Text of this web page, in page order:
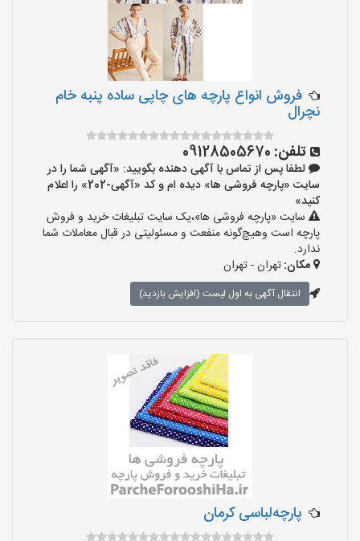
فروش انواع پارچه های چاپی ساده پنبه خام
نچرال
تلفن: 09128505670
لطفا پس از تماس با آگهی دهنده بگویید: «آگهی شما را در
سایت «پارچه فروشی ها» دیده ام و کد «آگهی-202» را اعلام
کنید»
سایت «پارچه فروشی ها»،یک سایت تبلیغات خرید و فروش
پارچه است وهیچ‌گونه منفعت و مسئولیتی در قبال معاملات شما
ندارد.
مکان:تهران - تهران
انتقال آگهی به اول لیست (افزایش بازدید)
پارچه‌لباسی کرمان